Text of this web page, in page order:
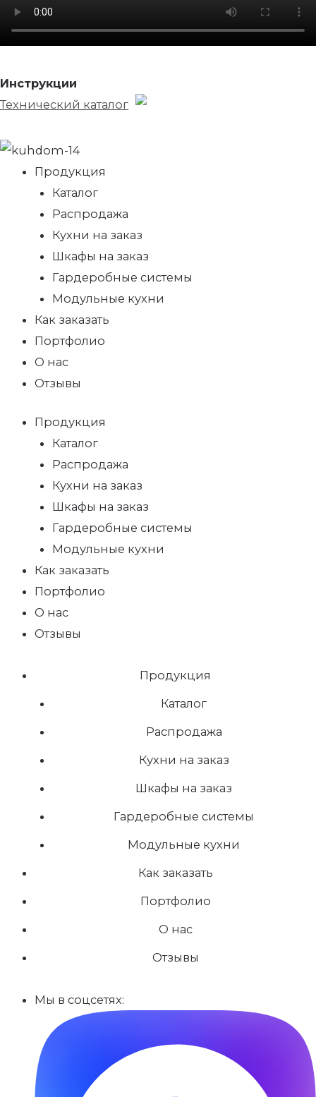
Инструкции
Технический каталог
Продукция
Каталог
Распродажа
Кухни на заказ
Шкафы на заказ
Гардеробные системы
Модульные кухни
Как заказать
Портфолио
О нас
Отзывы
Продукция
Каталог
Распродажа
Кухни на заказ
Шкафы на заказ
Гардеробные системы
Модульные кухни
Как заказать
Портфолио
О нас
Отзывы
Продукция
Каталог
Распродажа
Кухни на заказ
Шкафы на заказ
Гардеробные системы
Модульные кухни
Как заказать
Портфолио
О нас
Отзывы
Мы в соцсетях: